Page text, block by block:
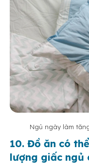
Ngủ ngày làm
10. Đồ ăn có
lượng giấc ngủ